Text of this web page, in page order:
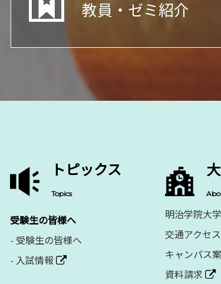
教員・ゼミ紹介
トピックス
Topics
受験生の皆様へ
- 受験生の皆様へ
- 入試情報
明治学院大
交通アクセス
キャンパス
資料請求